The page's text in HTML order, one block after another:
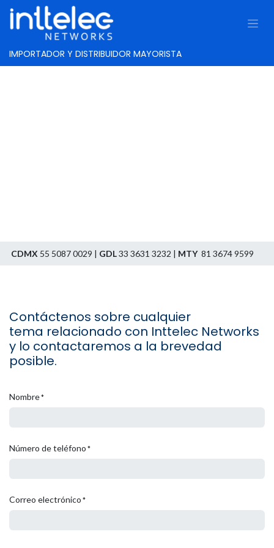
IMPORTADOR Y DISTRIBUIDOR MAYORISTA
CDMX 55 5087 0029 | GDL33 3631 3232 | MTY81 3674 9599
Contáctenos sobre cualquier
tema relacionado con Inttelec Networks
y lo contactaremos a la brevedad
posible.
Nombre*
Número de teléfono *
Correo electrónico *